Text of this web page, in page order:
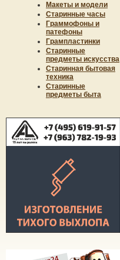
Макеты и модели
Старинные часы
Граммофоны и
патефоны
Грампластинки
Старинные
предметы искусства
Старинная бытовая
техника
Старинные
предметы быта